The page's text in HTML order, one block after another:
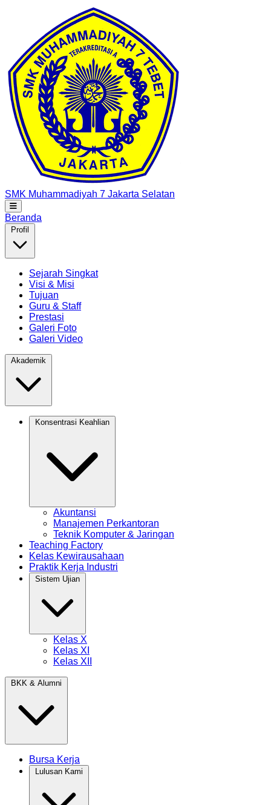
SMK Muhammadiyah 7 Jakarta Selatan
Beranda
Sejarah Singkat
Visi & Misi
Tujuan
Guru & Staff
Prestasi
Galeri Foto
Galeri Video
Akuntansi
Manajemen Perkantoran
Teknik Komputer & Jaringan
Teaching Factory
Kelas Kewirausahaan
Praktik Kerja Industri
Kelas X
Kelas XI
Kelas XII
Bursa Kerja